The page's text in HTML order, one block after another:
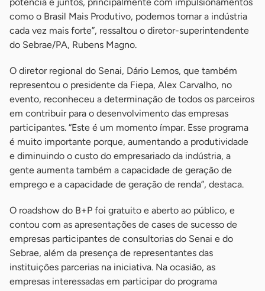
como o Brasil Mais Produtivo, podemos tornar a indústria
cada vez mais forte”, ressaltou o diretor-superintendente
do Sebrae/PA, Rubens Magno.
O diretor regional do Senai, Dário Lemos, que também
representou o presidente da Fiepa, Alex Carvalho, no
evento, reconheceu a determinação de todos os parceiros
em contribuir para o desenvolvimento das empresas
participantes. “Este é um momento ímpar. Esse programa
é muito importante porque, aumentando a produtividade
e diminuindo o custo do empresariado da indústria, a
gente aumenta também a capacidade de geração de
emprego e a capacidade de geração de renda”, destaca.
O roadshow do B+P foi gratuito e aberto ao público, e
contou com as apresentações de cases de sucesso de
empresas participantes de consultorias do Senai e do
Sebrae, além da presença de representantes das
instituições parcerias na iniciativa. Na ocasião, as
empresas interessadas em participar do programa